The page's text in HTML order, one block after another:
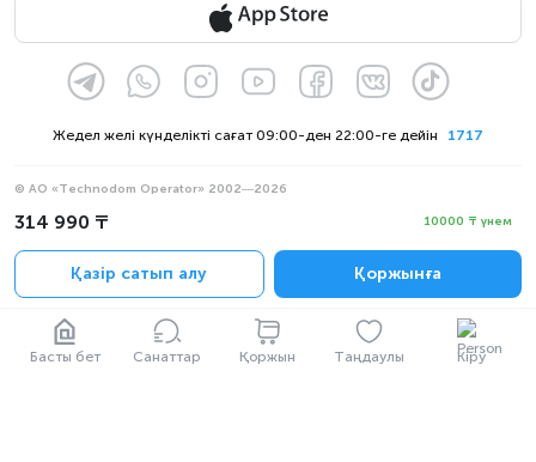
Басты бет Санаттар Қоржын Таңдаулы Кіру
314 990 ₸ 10000 ₸ үнем
Қазір сатып алу Қоржынға
1717
Жедел желі күнделікті сағат 09:00-ден 22:00-ге дейін
© АО «Technodom Operator» 2002—2026
Біз қабылдаймыз:
Құпиялылық саясаты